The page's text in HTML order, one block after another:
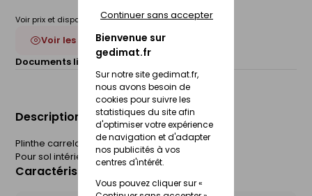
Bienvenue sur
gedimat.fr
Sur notre site gedimat.fr,
nous avons besoin de
cookies pour suivre les
statistiques du site afin
d'optimiser votre expérience
de navigation et d'adapter
nos publicités à vos
centres d'intérêt.
Vous pouvez cliquer sur «
Continuer sans accepter
Voir prix et disponibilité en magasin
Voir les 3 déclinaisons
Documents liés :
Description du produit
Plinthe carrelage pour sol ESTATE. l.8 x L.45 cm.
Pour sol intérieur.
Caractéristiques du produit